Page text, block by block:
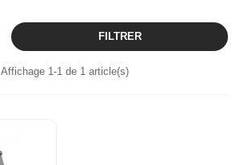
FILTRER
Affichage 1-1 de 1 article(s)